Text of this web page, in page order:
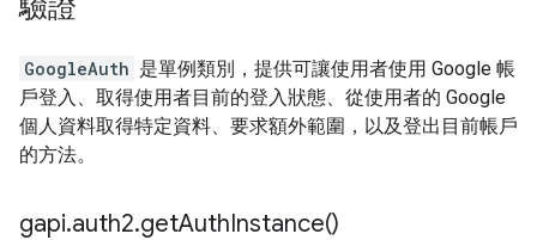
驗證
GoogleAuth 是單例類別，提供可讓使用者使用 Google 帳
戶登入、取得使用者目前的登入狀態、從使用者的 Google
個人資料取得特定資料、要求額外範圍，以及登出目前帳戶
的方法。
gapi.auth2.getAuthInstance()